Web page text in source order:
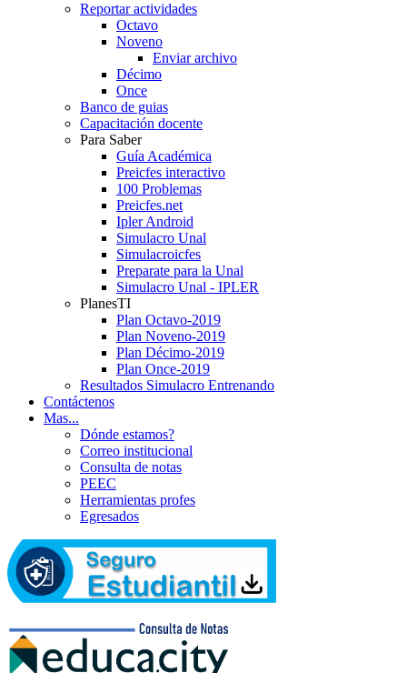
Reportar actividades
Octavo
Noveno
Enviar archivo
Décimo
Once
Banco de guias
Capacitación docente
Para Saber
Guía Académica
Preicfes interactivo
100 Problemas
Preicfes.net
Ipler Android
Simulacro Unal
Simulacroicfes
Preparate para la Unal
Simulacro Unal - IPLER
PlanesTI
Plan Octavo-2019
Plan Noveno-2019
Plan Décimo-2019
Plan Once-2019
Resultados Simulacro Entrenando
Contáctenos
Mas...
Dónde estamos?
Correo institucional
Consulta de notas
PEEC
Herramientas profes
Egresados